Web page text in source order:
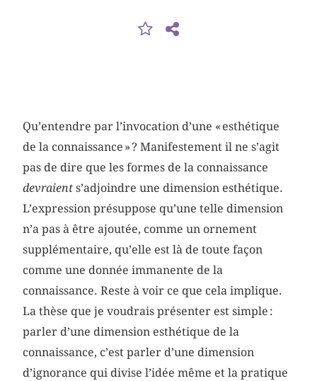
Qu’entendre par l’invocation d’une « esthétique
de la connaissance » ? Manifestement il ne s’agit
pas de dire que les formes de la connaissance
devraient s’adjoindre une dimension esthétique.
L’expression présuppose qu’une telle dimension
n’a pas à être ajoutée, comme un ornement
supplémentaire, qu’elle est là de toute façon
comme une donnée immanente de la
connaissance. Reste à voir ce que cela implique.
La thèse que je voudrais présenter est simple :
parler d’une dimension esthétique de la
connaissance, c’est parler d’une dimension
d’ignorance qui divise l’idée même et la pratique